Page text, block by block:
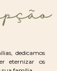
dedicamos
eternizar os